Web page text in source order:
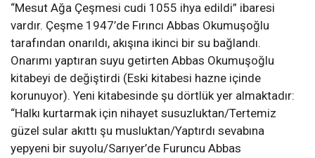
“Mesut Ağa Çeşmesi cudi 1055 ihya edildi” ibaresi
vardır. Çeşme 1947’de Fırıncı Abbas Okumuşoğlu
tarafından onarıldı, akışına ikinci bir su bağlandı.
Onarımı yaptıran suyu getirten Abbas Okumuşoğlu
kitabeyi de değiştirdi (Eski kitabesi hazne içinde
korunuyor). Yeni kitabesinde şu dörtlük yer almaktadır:
“Halkı kurtarmak için nihayet susuzluktan/Tertemiz
güzel sular akıttı şu musluktan/Yaptırdı sevabına
yepyeni bir suyolu/Sarıyer’de Furuncu Abbas